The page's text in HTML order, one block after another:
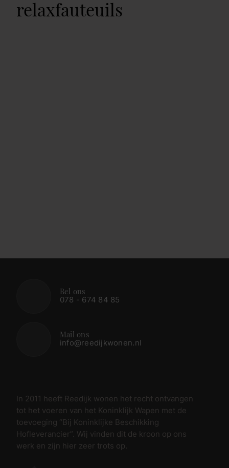
relaxfauteuils
Bel ons
078 - 674 84 85
Mail ons
info@reedijkwonen.nl
In 2011 heeft Reedijk wonen het recht ontvangen
tot het voeren van het Koninklijk Wapen met de
toevoeging “Bij Koninklijke Beschikking
Hofleverancier”. Wij vinden dit de kroon op ons
werk en zijn hier zeer trots op.